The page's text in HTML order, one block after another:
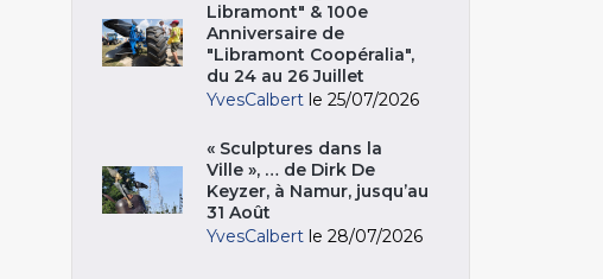
Libramont" & 100e
Anniversaire de
"Libramont Coopéralia",
du 24 au 26 Juillet
YvesCalbert le 25/07/2026
« Sculptures dans la
Ville », … de Dirk De
Keyzer, à Namur, jusqu’au
31 Août
YvesCalbert le 28/07/2026